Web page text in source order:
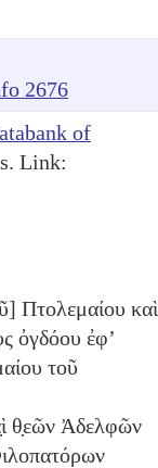
2676
of
Link:
Πτολεμαίου καὶ
ὀγδόου ἐφʼ
τοῦ
θ̣εῶν Ἀδελφῶν